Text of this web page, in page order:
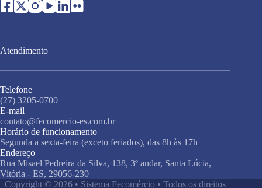
Atendimento
Telefone
(27) 3205-0700
E-mail
contato@fecomercio-es.com.br
Horário de funcionamento
Segunda a sexta-feira (exceto feriados), das 8h às 17h
Endereço
Rua Misael Pedreira da Silva, 138, 3º andar, Santa Lúcia,
Vitória - ES, 29056-230
Copyright © 2026 • Sistema Fecomércio • Todos os direitos